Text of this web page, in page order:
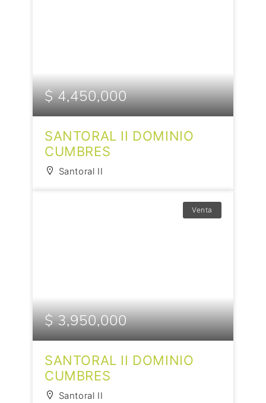
$ 4,450,000
SANTORAL II DOMINIO
CUMBRES
Santoral II
Venta
$ 3,950,000
SANTORAL II DOMINIO
CUMBRES
Santoral II